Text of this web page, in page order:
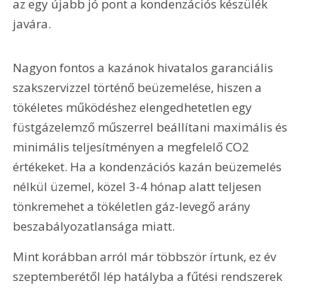
az egy újabb jó pont a kondenzációs készülék
javára.
Nagyon fontos a kazánok hivatalos garanciális
szakszervizzel történő beüzemelése, hiszen a
tökéletes működéshez elengedhetetlen egy
füstgázelemző műszerrel beállítani maximális és
minimális teljesítményen a megfelelő CO2
értékeket. Ha a kondenzációs kazán beüzemelés
nélkül üzemel, közel 3-4 hónap alatt teljesen
tönkremehet a tökéletlen gáz-levegő arány
beszabályozatlansága miatt.
Mint korábban arról már többször írtunk, ez év
szeptemberétől lép hatályba a fűtési rendszerek